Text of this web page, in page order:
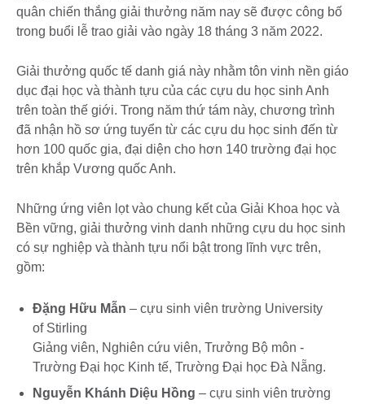
quân chiến thắng giải thưởng năm nay sẽ được công bố
trong buổi lễ trao giải vào ngày 18 tháng 3 năm 2022.
Giải thưởng quốc tế danh giá này nhằm tôn vinh nền giáo
dục đại học và thành tựu của các cựu du học sinh Anh
trên toàn thế giới. Trong năm thứ tám này, chương trình
đã nhận hồ sơ ứng tuyển từ các cựu du học sinh đến từ
hơn 100 quốc gia, đại diện cho hơn 140 trường đại học
trên khắp Vương quốc Anh.
Những ứng viên lọt vào chung kết của Giải Khoa học và
Bền vững, giải thưởng vinh danh những cựu du học sinh
có sự nghiệp và thành tựu nổi bật trong lĩnh vực trên,
gồm:
Đặng Hữu Mẫn – cựu sinh viên trường University
of Stirling
Giảng viên, Nghiên cứu viên, Trưởng Bộ môn -
Trường Đại học Kinh tế, Trường Đại học Đà Nẵng.
Nguyễn Khánh Diệu Hồng – cựu sinh viên trường